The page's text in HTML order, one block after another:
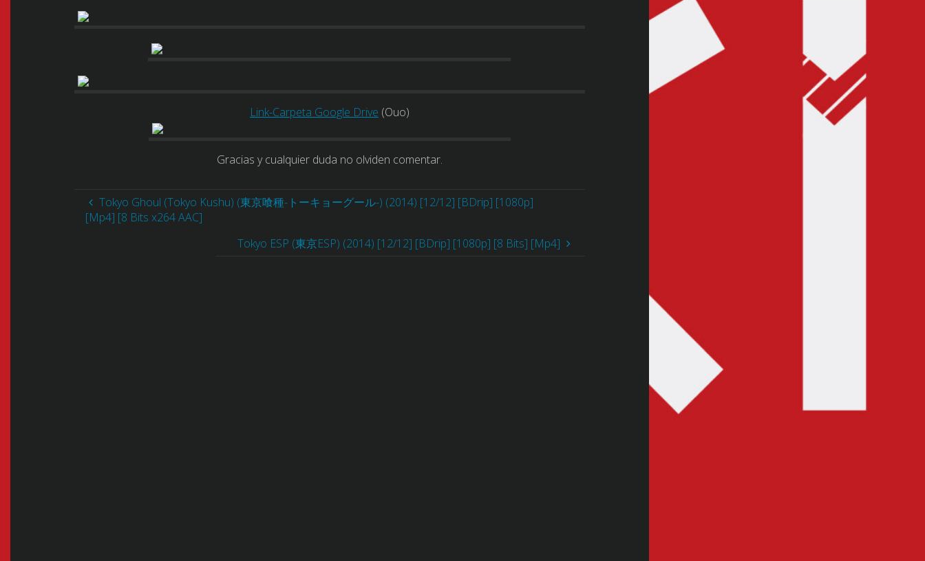
Link-Carpeta Google Drive (Ouo)
Gracias y cualquier duda no olviden comentar.
Tokyo Ghoul (Tokyo Kushu) (東京喰種-トーキョーグール-) (2014) [12/12] [BDrip] [1080p]
[Mp4] [8 Bits x264 AAC]
Tokyo ESP (東京ESP) (2014) [12/12] [BDrip] [1080p] [8 Bits] [Mp4]